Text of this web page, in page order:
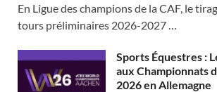
En Ligue des champions de la CAF, le
tours préliminaires 2026-2027 …
Sports Équestres :
aux Championnats
2026 en Allemagne